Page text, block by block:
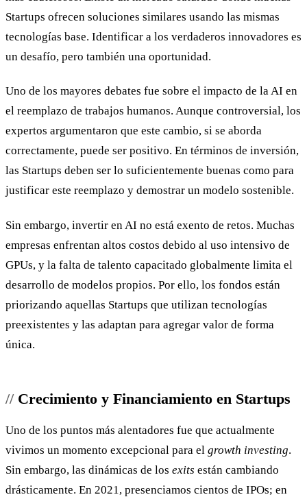
Startups ofrecen soluciones similares usando las mismas
tecnologías base. Identificar a los verdaderos innovadores es
un desafío, pero también una oportunidad.
Uno de los mayores debates fue sobre el impacto de la AI en
el reemplazo de trabajos humanos. Aunque controversial, los
expertos argumentaron que este cambio, si se aborda
correctamente, puede ser positivo. En términos de inversión,
las Startups deben ser lo suficientemente buenas como para
justificar este reemplazo y demostrar un modelo sostenible.
Sin embargo, invertir en AI no está exento de retos. Muchas
empresas enfrentan altos costos debido al uso intensivo de
GPUs, y la falta de talento capacitado globalmente limita el
desarrollo de modelos propios. Por ello, los fondos están
priorizando aquellas Startups que utilizan tecnologías
preexistentes y las adaptan para agregar valor de forma
única.
Crecimiento y Financiamiento en Startups
Uno de los puntos más alentadores fue que actualmente
vivimos un momento excepcional para el growth investing.
Sin embargo, las dinámicas de los exits están cambiando
drásticamente. En 2021, presenciamos cientos de IPOs; en